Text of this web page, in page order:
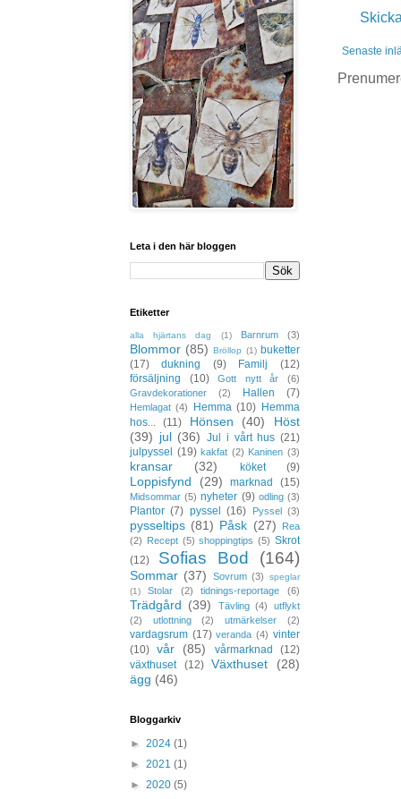
Senaste
Leta i den här bloggen
Etiketter
alla hjärtans dag (1) Barnrum (3)
Blommor (85) Bröllop (1) buketter
(17)
dukning (9) Familj
(12)
försäljning
(10) Gott nytt år
(6)
Gravdekorationer
(2) Hallen (7)
Hemlagat (4) Hemma (10) Hemma
hos...
(11) Hönsen (40)
Höst
(39) jul (36) Jul i vårt hus (21)
julpyssel
(19) kakfat (2) Kaninen (3)
kransar (32) köket (9)
Loppisfynd (29) marknad (15)
Midsommar (5) nyheter (9) odling (3)
Plantor (7) pyssel (16) Pyssel (3)
pysseltips (81) Påsk (27)
Rea
(2) Recept (5) shoppingtips (5) Skrot
(12)
Sofias Bod (164)
Sommar (37) Sovrum (3)
speglar
(1)
Stolar (2) tidnings-reportage (6)
Trädgård (39) Tävling (4)
utflykt
(2)
utlottning (2) utmärkelser (2)
vardagsrum (17) veranda (4) vinter
(10) vår (85) vårmarknad
(12)
växthuset
(12) Växthuset
(28)
ägg (46)
Bloggarkiv
► 2024 (1)
► 2021 (1)
► 2020 (5)